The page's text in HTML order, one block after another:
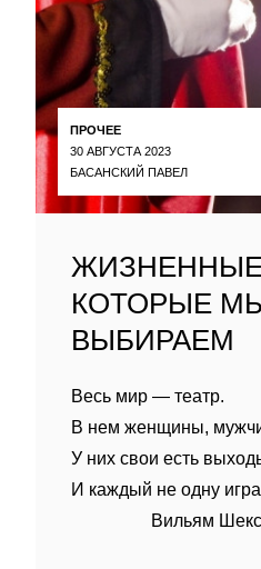
ПРОЧЕЕ
30 АВГУСТА 2023
БАСАНСКИЙ ПАВЕЛ
КОТОРЫЕ
ВЫБИРАЕМ
Весь мир — театр.
В нем женщины,
У них свои есть
И каждый не одну
Вильям